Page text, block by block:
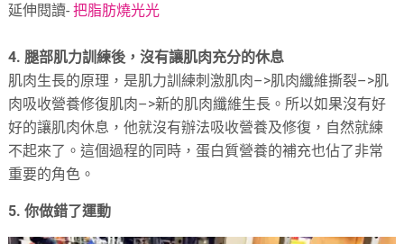
延伸閱讀-把脂肪燒光光
4. 腿部肌力訓練後，沒有讓肌肉充分的休息
肌肉生長的原理，是肌力訓練刺激肌肉–>肌肉纖維撕裂–>肌
肉吸收營養修復肌肉–>新的肌肉纖維生長。所以如果沒有好
好的讓肌肉休息，他就沒有辦法吸收營養及修復，自然就練
不起來了。這個過程的同時，蛋白質營養的補充也佔了非常
重要的角色。
5. 你做錯了運動